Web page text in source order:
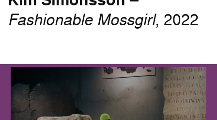
Fashionable Mossgirl, 2022